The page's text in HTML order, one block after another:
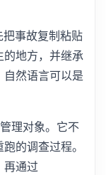
事故复制粘贴
地方，并继承
然语言可以是
理对象。它不
的调查过程。
再通过